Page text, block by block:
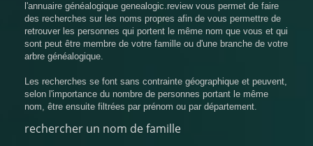
l'annuaire généalogique genealogic.review vous permet de faire
des recherches sur les noms propres afin de vous permettre de
retrouver les personnes qui portent le même nom que vous et qui
sont peut être membre de votre famille ou d'une branche de votre
arbre généalogique.
Les recherches se font sans contrainte géographique et peuvent,
selon l'importance du nombre de personnes portant le même
nom, être ensuite filtrées par prénom ou par département.
rechercher un nom de famille